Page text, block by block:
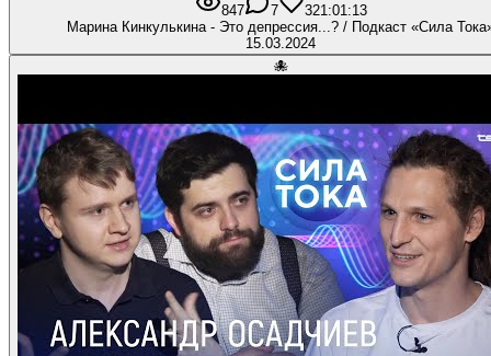
847 7 321:01:13
Марина Кинкулькина - Это депрессия...? / Подкаст «Сила
15.03.2024
🐙